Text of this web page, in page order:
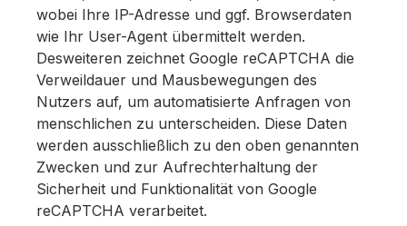
wobei Ihre IP-Adresse und ggf. Browserdaten
wie Ihr User-Agent übermittelt werden.
Desweiteren zeichnet Google reCAPTCHA die
Verweildauer und Mausbewegungen des
Nutzers auf, um automatisierte Anfragen von
menschlichen zu unterscheiden. Diese Daten
werden ausschließlich zu den oben genannten
Zwecken und zur Aufrechterhaltung der
Sicherheit und Funktionalität von Google
reCAPTCHA verarbeitet.